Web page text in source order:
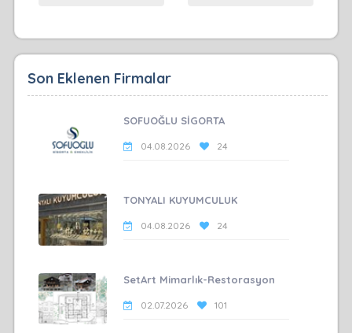
Son Eklenen Firmalar
SOFUOĞLU SİGORTA
04.08.2026 24
TONYALI KUYUMCULUK
04.08.2026 24
SetArt Mimarlık-Restorasyon
02.07.2026 101